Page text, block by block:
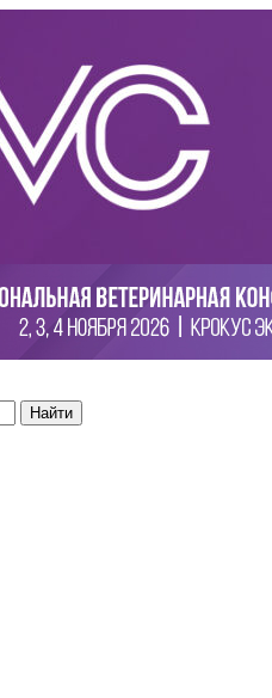
Найти